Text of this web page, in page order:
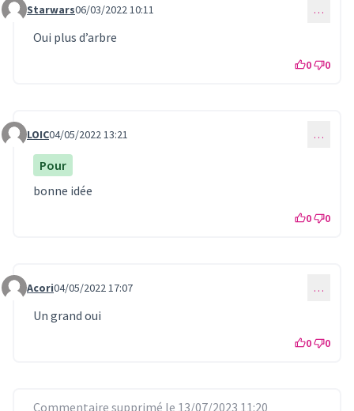
Commentaire 469
Starwars06/03/2022 10:11 …
Oui plus d’arbre
0 0
Commentaire 619
LOIC04/05/2022 13:21 …
Pour
bonne idée
0 0
Commentaire 622
Acori04/05/2022 17:07 …
Un grand oui
0 0
Commentaire supprimé le 13/07/2023 11:20